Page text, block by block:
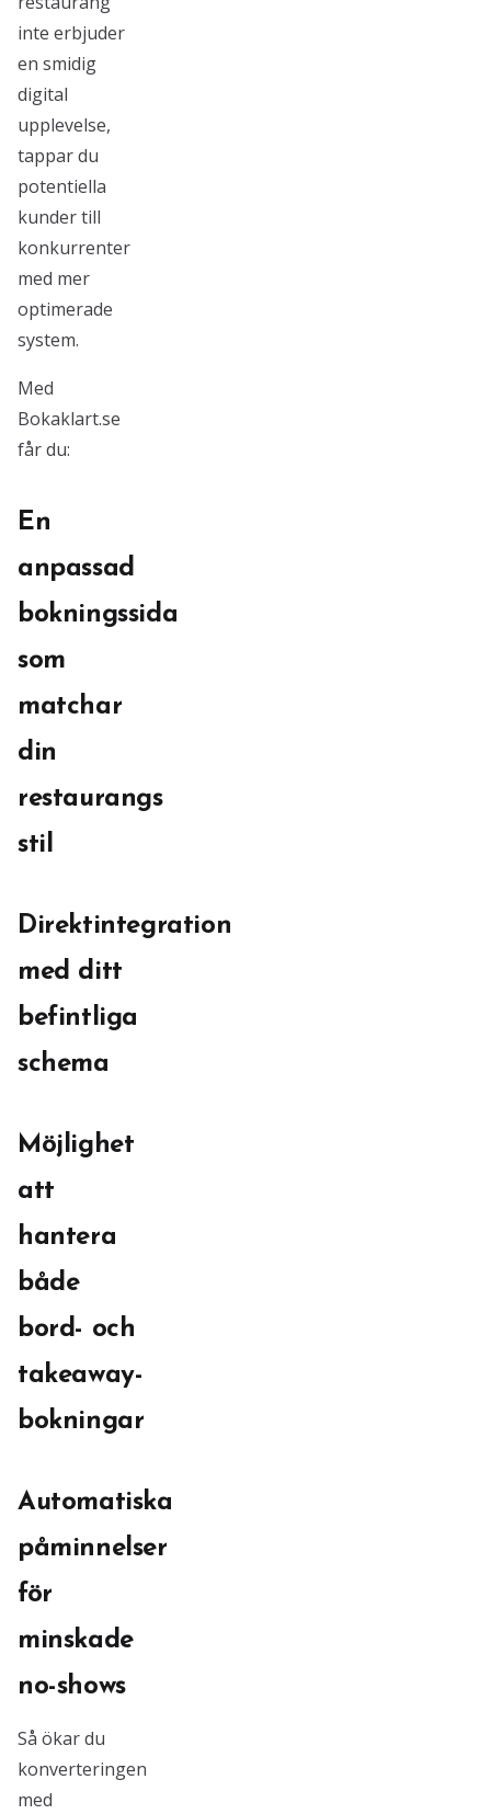
inte erbjuder
en smidig
digital
upplevelse,
tappar du
potentiella
kunder till
konkurrenter
med mer
optimerade
system.
Med
Bokaklart.se
får du:
En
anpassad
bokningssida
som
matchar
din
restaurangs
stil
Direktintegration
med ditt
befintliga
schema
Möjlighet
att
hantera
både
bord- och
takeaway-
bokningar
Automatiska
påminnelser
för
minskade
no-shows
Så ökar du
konverteringen
med